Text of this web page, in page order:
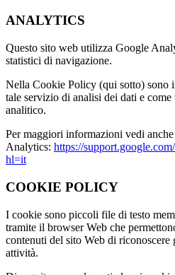
ANALYTICS
Questo sito web utilizza Google
statistici di navigazione.
Nella Cookie Policy (qui sotto) sono
tale servizio di analisi dei dati e
analitico.
Per maggiori informazioni vedi
Analytics: https://
hl=it
COOKIE POLICY
I cookie sono piccoli file di testo
tramite il browser Web che
contenuti del sito Web di
attività.